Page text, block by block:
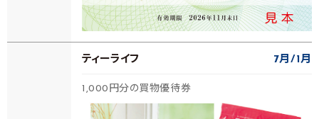
ティーライフ 7月 1月
1,000円分の買物優待券